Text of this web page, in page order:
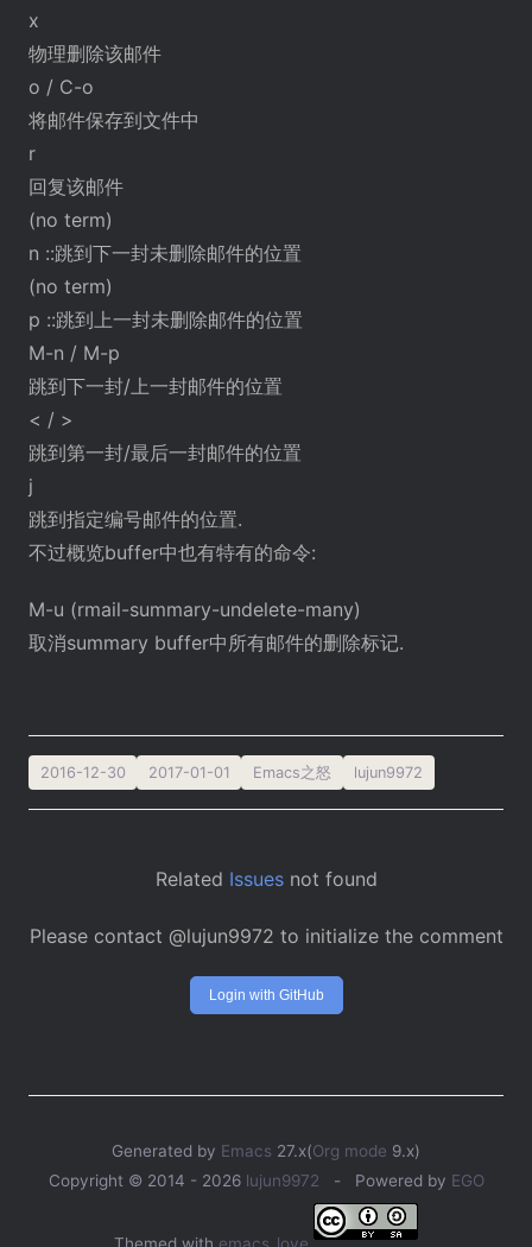
x
物理删除该邮件
o / C-o
将邮件保存到文件中
r
回复该邮件
(no term)
n ::跳到下一封未删除邮件的位置
(no term)
p ::跳到上一封未删除邮件的位置
M-n / M-p
跳到下一封/上一封邮件的位置
< / >
跳到第一封/最后一封邮件的位置
j
跳到指定编号邮件的位置.
不过概览buffer中也有特有的命令:
M-u (rmail-summary-undelete-many)
取消summary buffer中所有邮件的删除标记.
2016-12-30 2017-01-01 Emacs之怒 lujun9972
Related Issuesnot found
Please contact @lujun9972 to initialize the comment
Login with GitHub
Generated by Emacs 27.x(Org mode 9.x)
Copyright © 2014 - 2026 lujun9972 - Powered by EGO